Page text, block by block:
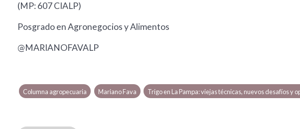
(MP: 607 CIALP)
Posgrado en Agronegocios y Alimentos
@MARIANOFAVALP
Columna agropecuaria Mariano Fava Trigo en La Pampa: viejas técnicas, nuevos desafíos y